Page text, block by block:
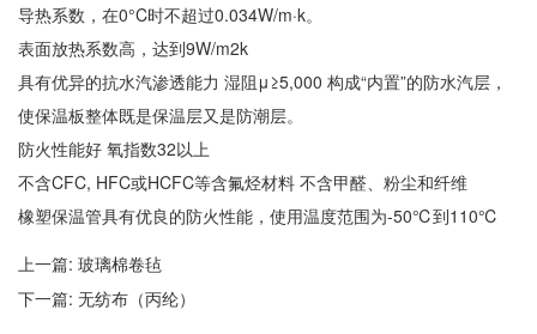
导热系数，在0°C时不超过0.034W/m·k。
表面放热系数高，达到9W/m2k
具有优异的抗水汽渗透能力 湿阻μ≥5,000 构成“内置”的防水汽层，
使保温板整体既是保温层又是防潮层。
防火性能好 氧指数32以上
不含CFC, HFC或HCFC等含氟烃材料 不含甲醛、粉尘和纤维
橡塑保温管具有优良的防火性能，使用温度范围为-50℃到110℃
上一篇: 玻璃棉卷毡
下一篇: 无纺布（丙纶）